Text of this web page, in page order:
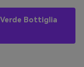
Bottiglia